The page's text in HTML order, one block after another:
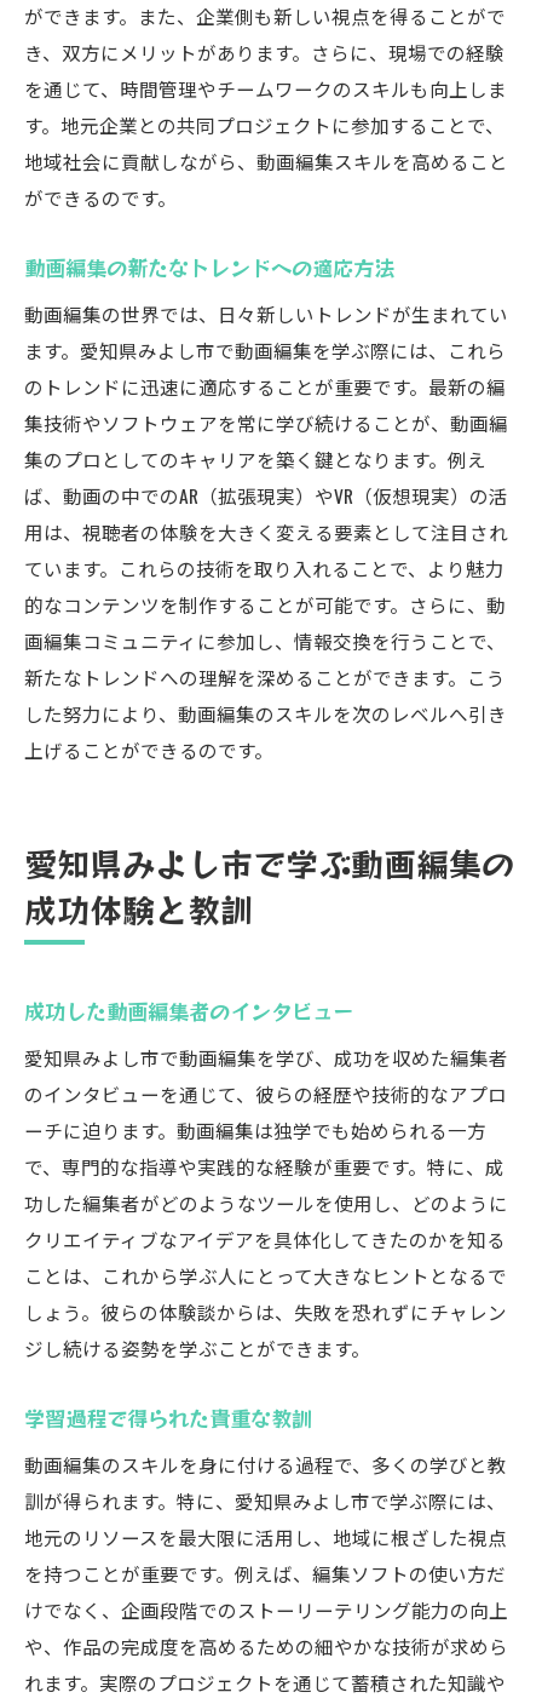
ができます。また、企業側も新しい視点を得ることがで
き、双方にメリットがあります。さらに、現場での経験
を通じて、時間管理やチームワークのスキルも向上しま
す。地元企業との共同プロジェクトに参加することで、
地域社会に貢献しながら、動画編集スキルを高めること
ができるのです。
動画編集の新たなトレンドへの適応方法
動画編集の世界では、日々新しいトレンドが生まれてい
ます。愛知県みよし市で動画編集を学ぶ際には、これら
のトレンドに迅速に適応することが重要です。最新の編
集技術やソフトウェアを常に学び続けることが、動画編
集のプロとしてのキャリアを築く鍵となります。例え
ば、動画の中でのAR（拡張現実）やVR（仮想現実）の活
用は、視聴者の体験を大きく変える要素として注目され
ています。これらの技術を取り入れることで、より魅力
的なコンテンツを制作することが可能です。さらに、動
画編集コミュニティに参加し、情報交換を行うことで、
新たなトレンドへの理解を深めることができます。こう
した努力により、動画編集のスキルを次のレベルへ引き
上げることができるのです。
愛知県みよし市で学ぶ動画編集の
成功体験と教訓
成功した動画編集者のインタビュー
愛知県みよし市で動画編集を学び、成功を収めた編集者
のインタビューを通じて、彼らの経歴や技術的なアプロ
ーチに迫ります。動画編集は独学でも始められる一方
で、専門的な指導や実践的な経験が重要です。特に、成
功した編集者がどのようなツールを使用し、どのように
クリエイティブなアイデアを具体化してきたのかを知る
ことは、これから学ぶ人にとって大きなヒントとなるで
しょう。彼らの体験談からは、失敗を恐れずにチャレン
ジし続ける姿勢を学ぶことができます。
学習過程で得られた貴重な教訓
動画編集のスキルを身に付ける過程で、多くの学びと教
訓が得られます。特に、愛知県みよし市で学ぶ際には、
地元のリソースを最大限に活用し、地域に根ざした視点
を持つことが重要です。例えば、編集ソフトの使い方だ
けでなく、企画段階でのストーリーテリング能力の向上
や、作品の完成度を高めるための細やかな技術が求めら
れます。実際のプロジェクトを通じて蓄積された知識や